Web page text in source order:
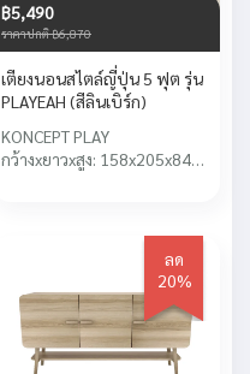
฿5,490
ราคาปกติ ฿6,870
เตียงนอนสไตล์ญี่ปุ่น 5 ฟุต รุ่น
PLAYEAH (สีลินเบิร์ก)
KONCEPT PLAY
กว้างxยาวxสูง: 158x205x84
ลด
20%